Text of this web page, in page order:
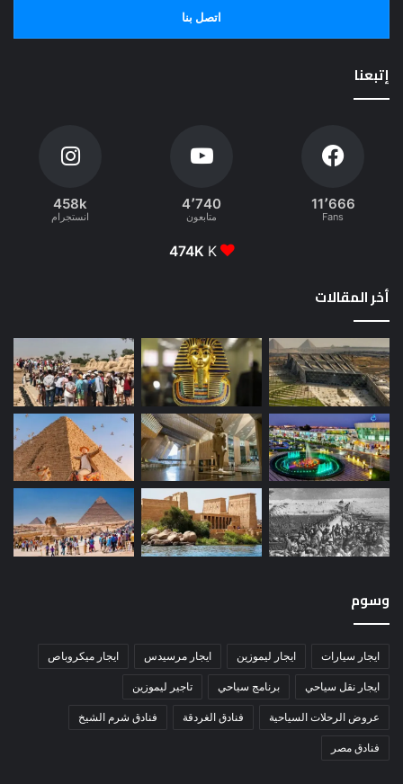
اتصل بنا
إتبعنا
11٬666
Fans
4٬740
متابعون
458k
انستجرام
474K K
أخر المقالات
وسوم
ايجار سيارات ايجار ليموزين ايجار مرسيدس ايجار ميكروباص
ايجار نقل سياحي برنامج سياحي تاجير ليموزين
عروض الرحلات السياحية فنادق الغردقة فنادق شرم الشيخ
فنادق مصر